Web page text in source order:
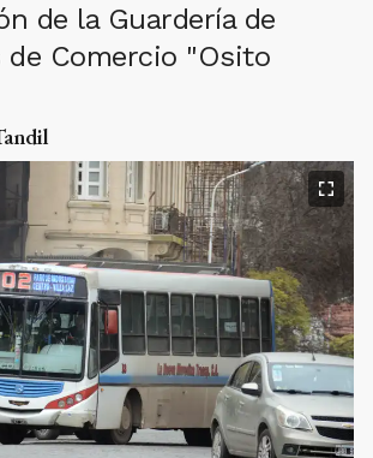
de la Guardería de
de Comercio "Osito